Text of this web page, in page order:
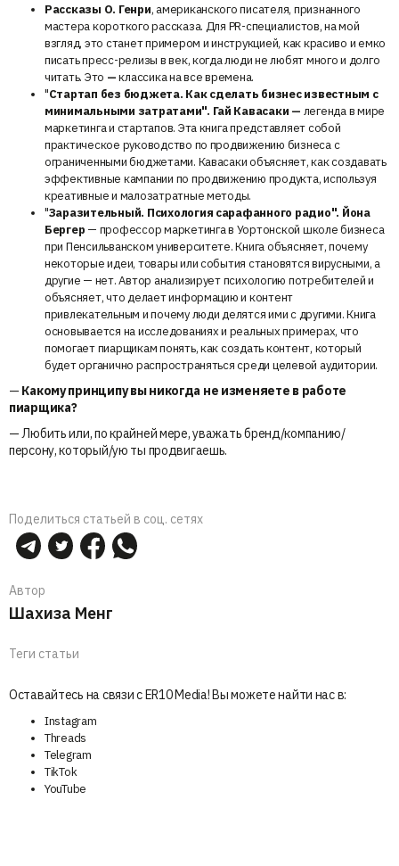
Рассказы О. Генри, американского писателя, признанного
мастера короткого рассказа. Для PR-специалистов, на мой
взгляд, это станет примером и инструкцией, как красиво и емко
писать пресс-релизы в век, когда люди не любят много и долго
читать. Это —классика на все времена.
"Стартап без бюджета. Как сделать бизнес известным с
минимальными затратами". Гай Кавасаки — легенда в мире
маркетинга и стартапов. Эта книга представляет собой
практическое руководство по продвижению бизнеса с
ограниченными бюджетами. Кавасаки объясняет, как создавать
эффективные кампании по продвижению продукта, используя
креативные и малозатратные методы.
"Заразительный. Психология сарафанного радио". Йона
Бергер — профессор маркетинга в Уортонской школе бизнеса
при Пенсильванском университете. Книга объясняет, почему
некоторые идеи, товары или события становятся вирусными, а
другие — нет. Автор анализирует психологию потребителей и
объясняет, что делает информацию и контент
привлекательным и почему люди делятся ими с другими. Книга
основывается на исследованиях и реальных примерах, что
помогает пиарщикам понять, как создать контент, который
будет органично распространяться среди целевой аудитории.
— Какому принципу вы никогда не изменяете в работе
пиарщика?
— Любить или, по крайней мере, уважать бренд/компанию/
персону, который/ую ты продвигаешь.
Поделиться статьей в соц. сетях
Автор
Шахиза Менг
Теги статьи
Оставайтесь на связи с ER10 Media! Вы можете найти нас в:
Instagram
Threads
Telegram
TikTok
YouTube